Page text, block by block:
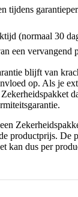
tijdens
(normaal 30
een vervangend
blijft van
op. Als je
productprijs. De
kan dus per